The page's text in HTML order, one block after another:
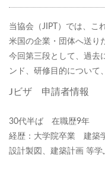
当協会（JIPT）では、こ
米国の企業・団体へ送り
今回第三段として、過去
ンド、研修目的について
Jビザ 申請者情報
30代半ば 在職歴9年
経歴：大学院卒業 建築
設計製図、建築計画 等学